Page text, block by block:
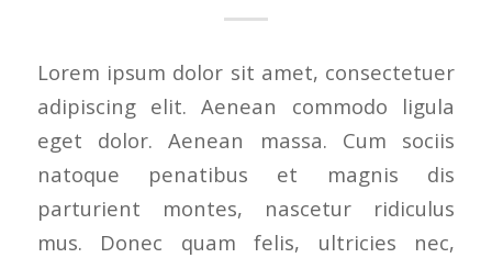
Lorem ipsum dolor sit amet, consectetuer
adipiscing elit. Aenean commodo ligula
eget dolor. Aenean massa. Cum sociis
natoque penatibus et magnis dis
parturient montes, nascetur ridiculus
mus. Donec quam felis, ultricies nec,